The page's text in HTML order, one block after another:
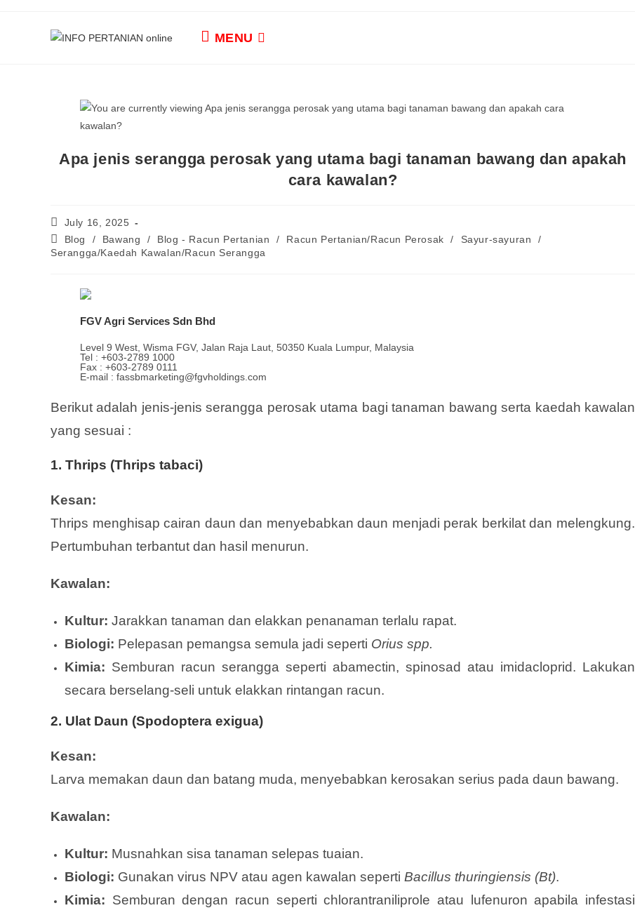
MENU
Apa jenis serangga perosak yang utama bagi tanaman bawang dan apakah
cara kawalan?
July 16, 2025
Blog
/ Bawang / Blog - Racun Pertanian / Racun Pertanian/Racun Perosak / Sayur-sayuran
/
Serangga/Kaedah Kawalan/Racun Serangga
FGV Agri Services Sdn Bhd
Level 9 West, Wisma FGV, Jalan Raja Laut, 50350 Kuala Lumpur, Malaysia
Tel : +603-2789 1000
Fax : +603-2789 0111
E-mail : fassbmarketing@fgvholdings.com
Berikut adalah jenis-jenis serangga perosak utama bagi tanaman bawang serta kaedah kawalan
yang sesuai :
1. Thrips (Thrips tabaci)
Kesan:
Thrips menghisap cairan daun dan menyebabkan daun menjadi perak berkilat dan melengkung.
Pertumbuhan terbantut dan hasil menurun.
Kawalan:
Kultur: Jarakkan tanaman dan elakkan penanaman terlalu rapat.
Biologi: Pelepasan pemangsa semula jadi seperti Orius spp.
Kimia: Semburan racun serangga seperti abamectin, spinosad atau imidacloprid. Lakukan
secara berselang-seli untuk elakkan rintangan racun.
2. Ulat Daun (Spodoptera exigua)
Kesan:
Larva memakan daun dan batang muda, menyebabkan kerosakan serius pada daun bawang.
Kawalan:
Kultur: Musnahkan sisa tanaman selepas tuaian.
Biologi: Gunakan virus NPV atau agen kawalan seperti Bacillus thuringiensis (Bt).
Kimia: Semburan dengan racun seperti chlorantraniliprole atau lufenuron apabila infestasi